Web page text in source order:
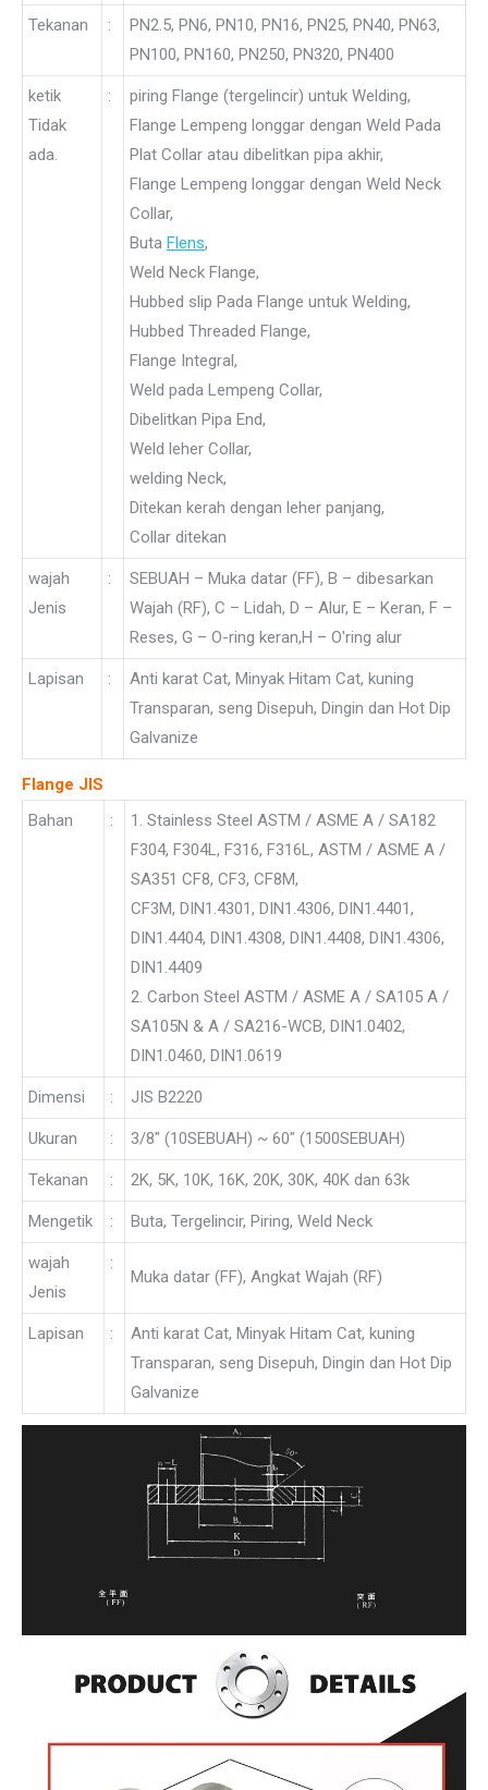
Tekanan :
PN2.5, PN6, PN10, PN16, PN25, PN40, PN63,
PN100, PN160, PN250, PN320, PN400
ketik
Tidak
ada.
:
piring Flange (tergelincir) untuk Welding,
Flange Lempeng longgar dengan Weld Pada
Plat Collar atau dibelitkan pipa akhir,
Flange Lempeng longgar dengan Weld Neck
Collar,
Buta Flens,
Weld Neck Flange,
Hubbed slip Pada Flange untuk Welding,
Hubbed Threaded Flange,
Flange Integral,
Weld pada Lempeng Collar,
Dibelitkan Pipa End,
Weld leher Collar,
welding Neck,
Ditekan kerah dengan leher panjang,
Collar ditekan
wajah
Jenis
:
SEBUAH – Muka datar (FF), B – dibesarkan
Wajah (RF), C – Lidah, D – Alur, E – Keran, F –
Reses, G – O-ring keran,H – O'ring alur
Lapisan :
Anti karat Cat, Minyak Hitam Cat, kuning
Transparan, seng Disepuh, Dingin dan Hot Dip
Galvanize
Flange JIS
Bahan
:
1. Stainless Steel ASTM / ASME A / SA182
F304, F304L, F316, F316L, ASTM / ASME A /
SA351 CF8, CF3, CF8M,
CF3M, DIN1.4301, DIN1.4306, DIN1.4401,
DIN1.4404, DIN1.4308, DIN1.4408, DIN1.4306,
DIN1.4409
2. Carbon Steel ASTM / ASME A / SA105 A /
SA105N & A / SA216-WCB, DIN1.0402,
DIN1.0460, DIN1.0619
Dimensi : JIS B2220
Ukuran : 3/8″ (10SEBUAH) ~ 60″ (1500SEBUAH)
Tekanan : 2K, 5K, 10K, 16K, 20K, 30K, 40K dan 63k
Mengetik : Buta, Tergelincir, Piring, Weld Neck
wajah
Jenis
:
Muka datar (FF), Angkat Wajah (RF)
Lapisan :
Anti karat Cat, Minyak Hitam Cat, kuning
Transparan, seng Disepuh, Dingin dan Hot Dip
Galvanize